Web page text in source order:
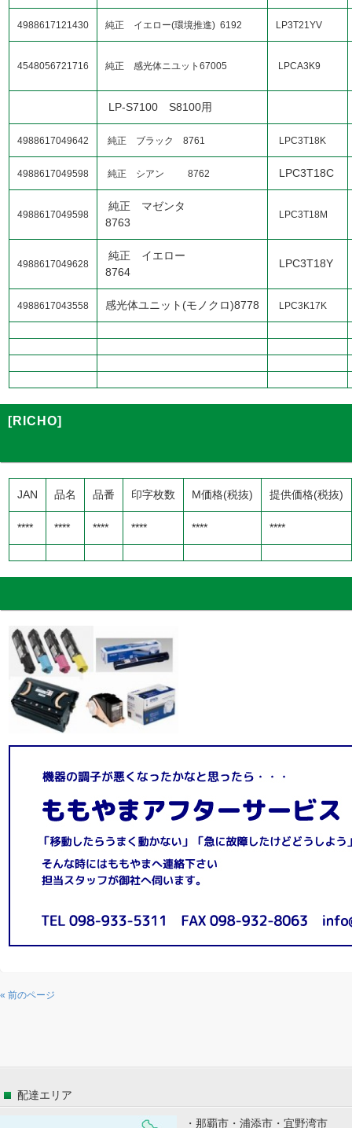
4988617121430 純正 イエロー(環境推進) 6192 LP3T21YV
4548056721716 純正 感光体ニユット67005 LPCA3K9
LP-S7100 S8100用
4988617049642 純正 ブラック 8761 LPC3T18K
4988617049598 純正 シアン 8762 LPC3T18C
4988617049598
純正 マゼンタ
8763
LPC3T18M
4988617049628
純正 イエロー
8764
LPC3T18Y
4988617043558 感光体ユニット(モノクロ)8778 LPC3K17K
[RICHO]
JAN 品名 品番 印字枚数 M価格(税抜) 提供価格(税抜)
**** **** **** **** **** ****
« 前のページ
配達エリア
・那覇市・浦添市・宜野湾市